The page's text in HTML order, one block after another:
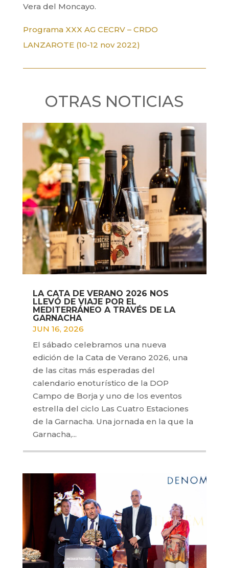
Vera del Moncayo.
Programa XXX AG CECRV – CRDO
LANZAROTE (10-12 nov 2022)
OTRAS NOTICIAS
LA CATA DE VERANO 2026 NOS
LLEVÓ DE VIAJE POR EL
MEDITERRÁNEO A TRAVÉS DE LA
GARNACHA
JUN 16, 2026
El sábado celebramos una nueva
edición de la Cata de Verano 2026, una
de las citas más esperadas del
calendario enoturístico de la DOP
Campo de Borja y uno de los eventos
estrella del ciclo Las Cuatro Estaciones
de la Garnacha. Una jornada en la que la
Garnacha,...